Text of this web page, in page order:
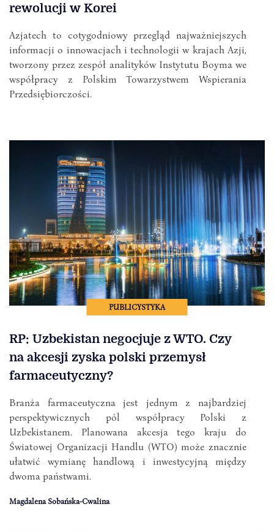
rewolucji w Korei
Azjatech to cotygodniowy przegląd najważniejszych
informacji o innowacjach i technologii w krajach Azji,
tworzony przez zespół analityków Instytutu Boyma we
współpracy z Polskim Towarzystwem Wspierania
Przedsiębiorczości.
PUBLICYSTYKA
RP: Uzbekistan negocjuje z WTO. Czy
na akcesji zyska polski przemysł
farmaceutyczny?
Branża farmaceutyczna jest jednym z najbardziej
perspektywicznych pól współpracy Polski z
Uzbekistanem. Planowana akcesja tego kraju do
Światowej Organizacji Handlu (WTO) może znacznie
ułatwić wymianę handlową i inwestycyjną między
dwoma państwami.
Magdalena Sobańska-Cwalina